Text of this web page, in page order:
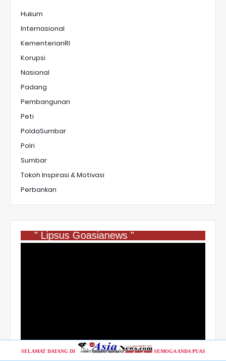
Hukum
Internasional
KementerianRI
Korupsi
Nasional
Padang
Pembangunan
Peti
PoldaSumbar
Polri
Sumbar
Tokoh Inspirasi & Motivasi
Perbankan
" Lipsus Goasianews "
SELAMAT DATANG DI SEMOGA ANDA PUAS